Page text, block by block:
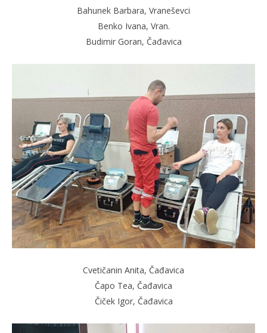
Bahunek Barbara, Vraneševci
Benko Ivana, Vran.
Budimir Goran, Čađavica
Cvetičanin Anita, Čađavica
Čapo Tea, Čađavica
Čiček Igor, Čađavica